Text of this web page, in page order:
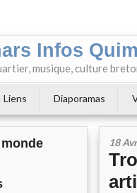
Infos
musique, culture
Liens Diaporamas
18